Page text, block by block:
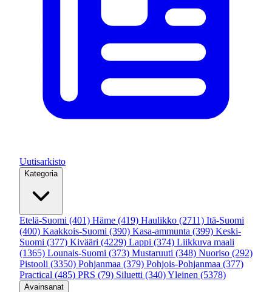
Uutisarkisto
Kategoria
Etelä-Suomi (401) Häme (419) Haulikko (2711) Itä-Suomi
(400) Kaakkois-Suomi (390) Kasa-ammunta (399) Keski-
Suomi (377) Kivääri (4229) Lappi (374) Liikkuva maali
(1365) Lounais-Suomi (373) Mustaruuti (348) Nuoriso (292)
Pistooli (3350) Pohjanmaa (379) Pohjois-Pohjanmaa (377)
Practical (485) PRS (79) Siluetti (340)Yleinen (5378)
Avainsanat